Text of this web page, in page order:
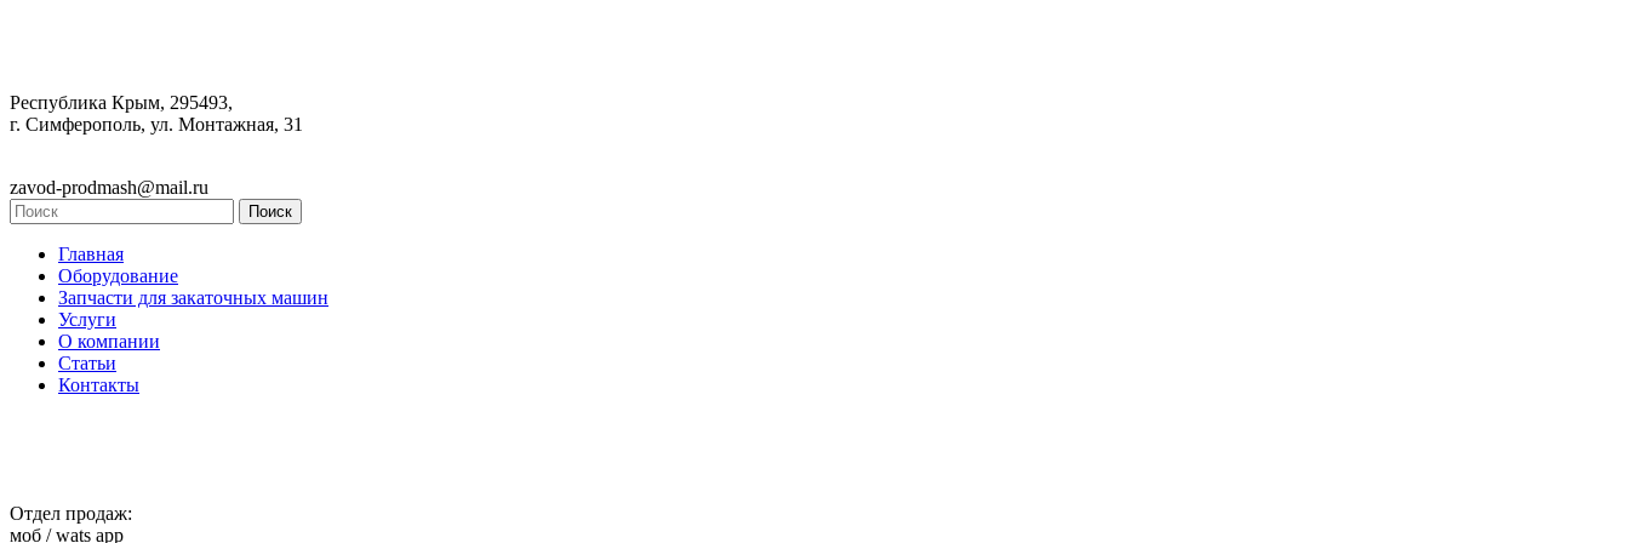
Республика Крым, 295493,
г. Симферополь, ул. Монтажная, 31
zavod-prodmash@mail.ru
Главная
Оборудование
Запчасти для закаточных машин
Услуги
О компании
Статьи
Контакты
Отдел продаж:
моб / wats app